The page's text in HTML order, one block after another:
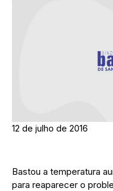
12 de julho de 2016
Bastou a temperatura
para reaparecer o